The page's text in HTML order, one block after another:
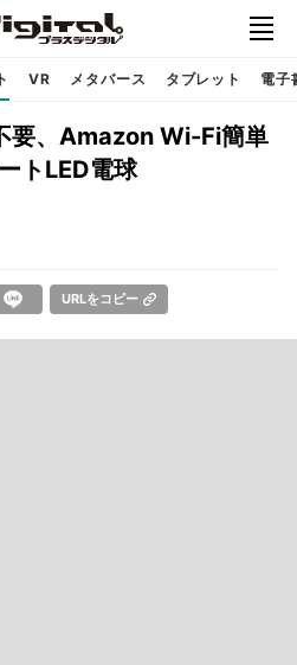
VR メタバース タブレット 電子
要、Amazon Wi-Fi簡単
トLED電球
URLをコピー